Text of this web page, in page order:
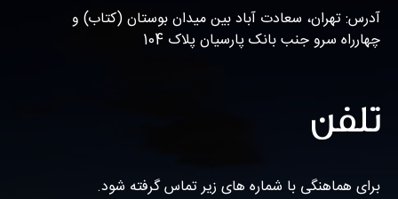
آدرس: تهران، سعادت آباد بین میدان بوستان (کتاب) و
چهارراه سرو جنب بانک پارسیان پلاک 104
تلفن
برای هماهنگی با شماره های زیر تماس گرفته شود.